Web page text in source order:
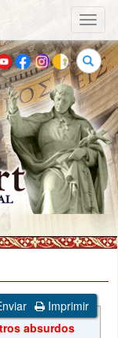
Buscar
Imprimir
absurdos